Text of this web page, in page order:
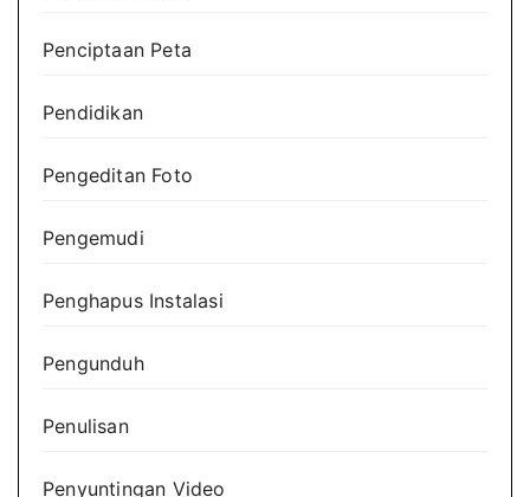
Penciptaan Peta
Pendidikan
Pengeditan Foto
Pengemudi
Penghapus Instalasi
Pengunduh
Penulisan
Penyuntingan Video